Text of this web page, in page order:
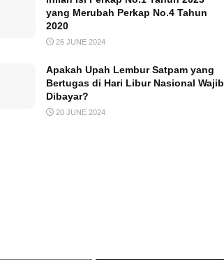
yang Merubah Perkap No.4 Tahun
2020
26 JUNE 2024
Apakah Upah Lembur Satpam yang
Bertugas di Hari Libur Nasional Wajib
Dibayar?
20 JUNE 2024